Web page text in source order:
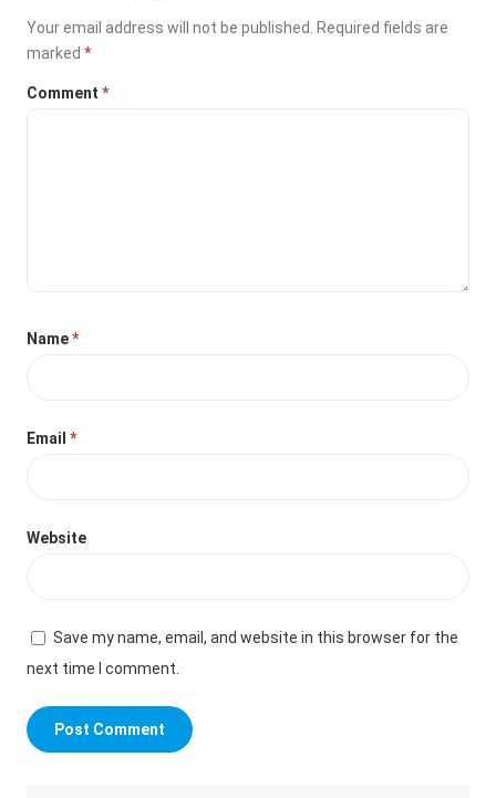
Your email address will not be published.
Required fields are
marked*
Comment*
Name*
Email*
Website
Save my name, email, and website in this browser for the
next time I comment.